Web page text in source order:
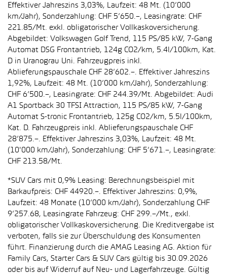
Effektiver Jahreszins 3,03%, Laufzeit: 48 Mt. (10’000
km/Jahr), Sonderzahlung: CHF 5’650.–, Leasingrate: CHF
221.85/Mt. exkl. obligatorischer Vollkaskoversicherung.
Abgebildet: Volkswagen Golf Trend, 115 PS/85 kW, 7-Gang
Automat DSG Frontantrieb, 124g CO2/km, 5.4l/100km, Kat.
D in Uranograu Uni. Fahrzeugpreis inkl.
Ablieferungspauschale CHF 28’602.–. Effektiver Jahreszins
1,92%, Laufzeit: 48 Mt. (10’000 km/Jahr), Sonderzahlung:
CHF 6’500.–, Leasingrate: CHF 244.39/Mt. Abgebildet: Audi
A1 Sportback 30 TFSI Attraction, 115 PS/85 kW, 7-Gang
Automat S-tronic Frontantrieb, 125g CO2/km, 5.5l/100km,
Kat. D. Fahrzeugpreis inkl. Ablieferungspauschale CHF
28’875.–. Effektiver Jahreszins 3,03%, Laufzeit: 48 Mt.
(10'000 km/Jahr), Sonderzahlung: CHF 5’671.–, Leasingrate:
CHF 213.58/Mt.
*SUV Cars mit 0,9% Leasing: Berechnungsbeispiel mit
Barkaufpreis: CHF 44920.–. Effektiver Jahreszins: 0,9%,
Laufzeit: 48 Monate (10’000 km/Jahr), Sonderzahlung CHF
9’257.68, Leasingrate Fahrzeug: CHF 299.–/Mt., exkl.
obligatorischer Vollkaskoversicherung. Die Kreditvergabe ist
verboten, falls sie zur Überschuldung des Konsumenten
führt. Finanzierung durch die AMAG Leasing AG. Aktion für
Family Cars, Starter Cars & SUV Cars gültig bis 30.09.2026
oder bis auf Widerruf auf Neu- und Lagerfahrzeuge. Gültig